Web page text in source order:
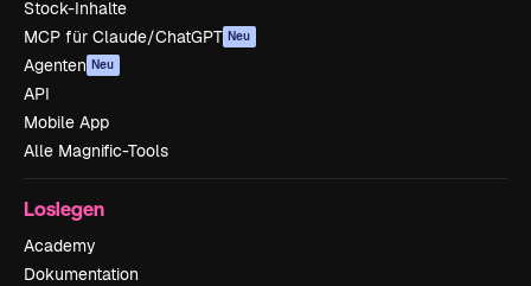
Stock-Inhalte
MCP für Claude/ChatGPT Neu
Agenten Neu
API
Mobile App
Alle Magnific-Tools
Loslegen
Academy
Dokumentation